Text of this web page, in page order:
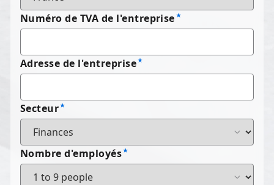
Numéro de TVA de l'entreprise
Adresse de l'entreprise
Secteur
Nombre d'employés